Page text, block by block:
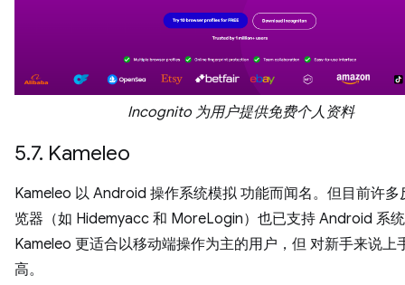
Incognito 为用户提供免费个人资料
5.7. Kameleo
Kameleo 以 Android 操作系统模拟 功能而闻名。但目前许多
览器（如 Hidemyacc 和 MoreLogin）也已支持 Android 系
Kameleo 更适合以移动端操作为主的用户，但 对新手来说上
高。